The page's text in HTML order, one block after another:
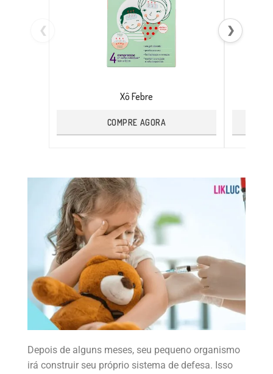
❮
Xô Febre
COMPRE AGORA
❯
Depois de alguns meses, seu pequeno organismo
irá construir seu próprio sistema de defesa. Isso